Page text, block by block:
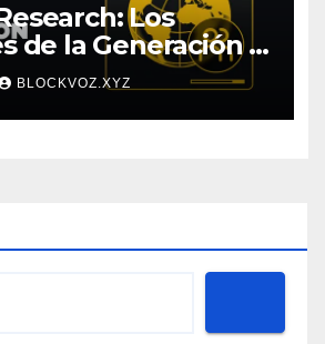
Los
de la Generación Z
más jóvenes y
mayor disciplina
BLOCKVOZ.XYZ